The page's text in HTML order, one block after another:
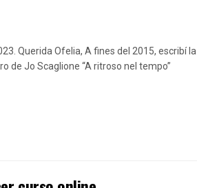
Querida Ofelia, A fines del 2015, escribí la
de Jo Scaglione “A ritroso nel tempo”